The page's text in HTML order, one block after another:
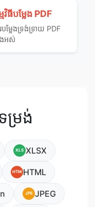
វិធីបម្លែង PDF
បម្លែង​ទ្រង់ទ្រាយ PDF
ងអស់
ម្រង់
XLS XLSX
HTM HTML
JPE JPEG